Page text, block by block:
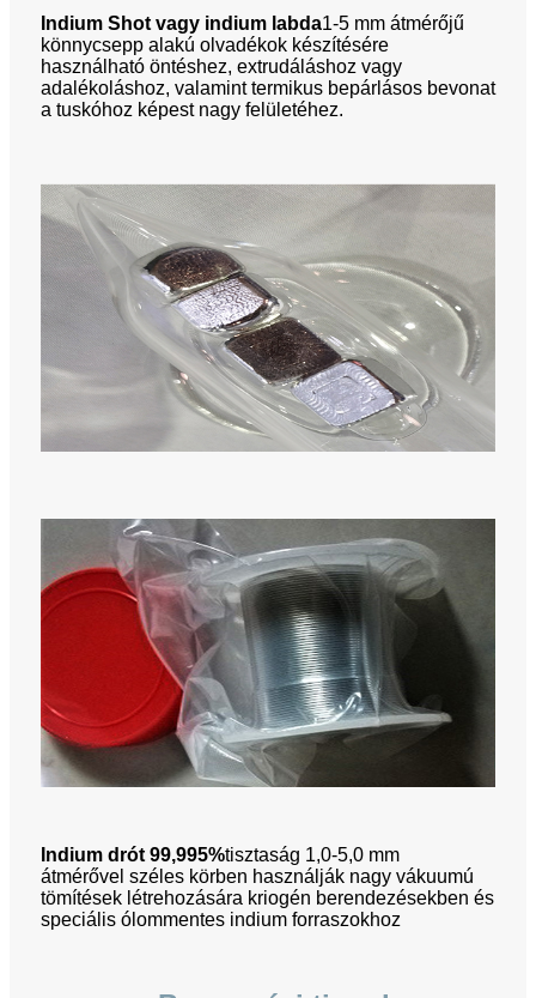
Indium Shot vagy indium labda1-5 mm átmérőjű
könnycsepp alakú olvadékok készítésére
használható öntéshez, extrudáláshoz vagy
adalékoláshoz, valamint termikus bepárlásos bevonat
a tuskóhoz képest nagy felületéhez.
Indium drót 99,995%tisztaság 1,0-5,0 mm
átmérővel széles körben használják nagy vákuumú
tömítések létrehozására kriogén berendezésekben és
speciális ólommentes indium forraszokhoz